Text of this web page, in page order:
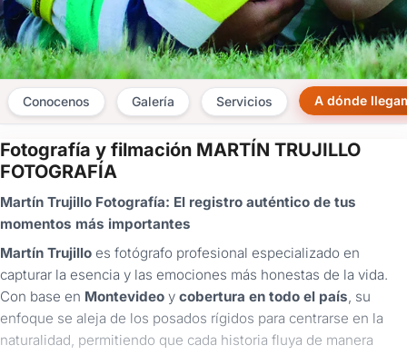
Conocenos Galería Servicios A dónde
Fotografía y filmación MARTÍN TRUJILLO
FOTOGRAFÍA
Martín Trujillo Fotografía: El registro auténtico de tus
momentos más importantes
Martín Trujillo es fotógrafo profesional especializado en
capturar la esencia y las emociones más honestas de la vida.
Con base en Montevideo y cobertura en todo el país , su
enfoque se aleja de los posados rígidos para centrarse en la
naturalidad, permitiendo que cada historia fluya de manera
×
Consultar
¿Ya
tenés
cuenta?
Iniciá
sesión
aquí
para